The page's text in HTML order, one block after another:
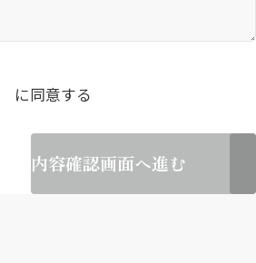
に同意する
内容確認画面へ進む